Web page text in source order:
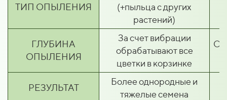
ТИП ОПЫЛЕНИЯ
(+пыльца с других
растений)
ГЛУБИНА
ОПЫЛЕНИЯ
За счет вибрации
обрабатывают все
цветки в корзинке
РЕЗУЛЬТАТ
Более однородные и
тяжелые семена